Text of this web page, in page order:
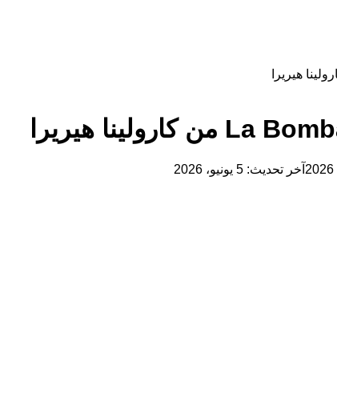
آخر تحديث: 5 يونيو، 2026